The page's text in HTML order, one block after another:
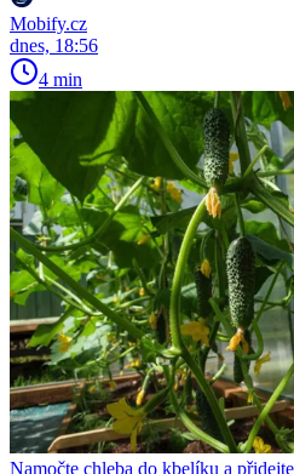
Mobify.cz
dnes, 18:56
4 min
Namočte chleba do kbelíku a